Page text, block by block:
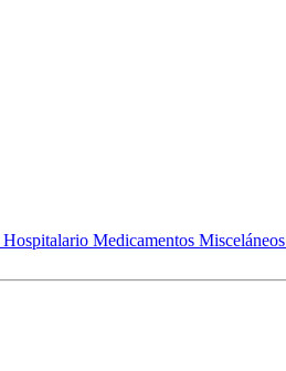
Hospitalario Medicamentos Misceláneos